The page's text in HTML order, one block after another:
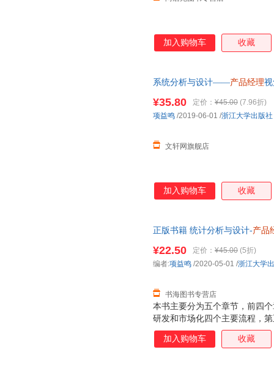
加入购物车 收藏
系统分析与设计——产品经理
¥35.80 定价： ¥45.00 (7.96折)
文轩网旗舰店
项益鸣 /2019-06-01 /浙江大学出版社
加入购物车 收藏
正版书籍 统计分析与设计-产品
本书主要分为五个章节，前四
研发和市场化四个主要流程，
的共性特征和理论的载体表达
的产品设计专门指得是互联网
¥22.50 定价： ¥45.00 (5折)
书海图书专营店
编者:项益鸣 /2020-05-01 /浙江大学
加入购物车 收藏